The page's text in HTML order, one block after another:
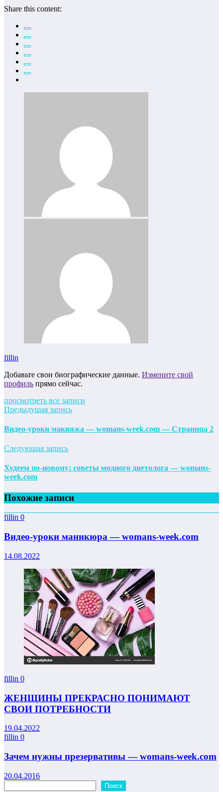
Share this content:
fillin
Добавьте свои биографические данные. Измените свой
профиль прямо сейчас.
просмотреть все записи
Предыдущая запись
Видео-уроки макияжа — womans-week.com — Страница 2
Следующая запись
Худеем по-новому: советы модного диетолога — womans-
week.com
Похожие записи
fillin 0
Видео-уроки маникюра — womans-week.com
14.08.2022
fillin 0
ЖЕНЩИНЫ ПРЕКРАСНО ПОНИМАЮТ
СВОИ ПОТРЕБНОСТИ
19.04.2022
fillin 0
Зачем нужны презервативы — womans-week.com
20.04.2016
Поиск